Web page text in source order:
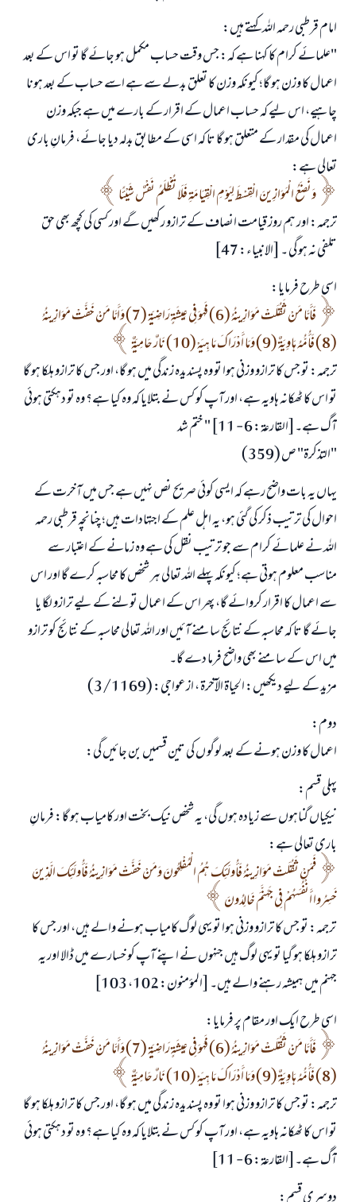
امام قرطبی رحمہ اللہ کہتے ہیں:
"علمائے کرام کا کہنا ہے کہ: جس وقت حساب مکمل ہو جائے گا تو اس کے بعد
اعمال کا وزن ہو گا؛ کیونکہ وزن کا تعلق بدلے سے ہے اسے حساب کے بعد ہونا
چاہیے، اس لیے کہ حساب اعمال کے اقرار کے بارے میں ہے جبکہ وزن
اعمال کی مقدار کے متعلق ہو گا تا کہ اسی کے مطابق بدلہ دیا جائے، فرمانِ باری
تعالی ہے:
وَنَضَعُ الْمَوَازِينَ الْقِسْطَ لِيَوْمِ الْقِيَامَةِ فَلَا تُظْلَمُ نَفْسٌ شَيْئًا
ترجمہ: اور ہم روز قیامت انصاف کے ترازو رکھیں گے اور کسی کی کچھ بھی حق
تلفی نہ ہو گی ۔ [الانبیاء: 47]
اسی طرح فرمایا:
فَأَمَّا مَنْ ثَقُلَتْ مَوَازِينُهُ (6) فَهُوَ فِي عِيشَةٍ رَاضِيَةٍ (7) وَأَمَّا مَنْ خَفَّتْ مَوَازِينُهُ
(8) فَأُمُّهُ هَاوِيَةٌ (9) وَمَا أَدْرَاكَ مَا هِيَهْ (10) نَارٌ حَامِيَةٌ
ترجمہ: تو جس کا ترازو وزنی ہوا تو وہ پسندیدہ زندگی میں ہو گا، اور جس کا ترازو ہلکا ہو گا
تو اس کا ٹھکانہ ہاویہ ہے، اور آپ کو کس نے بتلایا کہ وہ کیا ہے؟ وہ تو دہکتی ہوئی
آگ ہے۔[القارعۃ: 6 - 11] " ختم شد
"التذكرة" ص (359)
یہاں یہ بات واضح رہے کہ ایسی کوئی صریح نص نہیں ہے جس میں آخرت کے
احوال کی ترتیب ذکر کی گئی ہو، یہ اہل علم کے اجتہادات ہیں؛ چنانچہ قرطبی رحمہ
اللہ نے علمائے کرام سے جو ترتیب نقل کی ہے وہ زمانے کے اعتبار سے
مناسب معلوم ہوتی ہے؛ کیونکہ پہلے اللہ تعالی ہر شخص کا محاسبہ کرے گا اور اس
سے اعمال کا اقرار کروائے گا، پھر اس کے اعمال تولنے کے لیے ترازو لگا یا
جائے گا تا کہ محاسبہ کے نتائج سامنے آئیں اور اللہ تعالی محاسبہ کے نتائج کو ترازو
میں اس کے سامنے بھی واضح فرما دے گا۔
مزید کے لیے دیکھیں: الحياة الآخرة ، از عواجی: (3/1169)
دوم:
اعمال کا وزن ہونے کے بعد لوگو ں کی تین قسمیں بن جائیں گی:
پہلی قسم:
نیکیاں گناہوں سے زیادہ ہوں گی، یہ شخص نیک بخت اور کامیاب ہو گا: فرمانِ
باری تعالی ہے:
فَمَنْ ثَقُلَتْ مَوَازِينُهُ فَأُولَئِكَ هُمُ الْمُفْلِحُونَ وَمَنْ خَفَّتْ مَوَازِينُهُ فَأُولَئِكَ الَّذِينَ
خَسِرُوا أَنْفُسَهُمْ فِي جَهَنَّمَ خَالِدُونَ
ترجمہ: تو جس کا ترازو وزنی ہوا تو یہی لوگ کامیاب ہونے والے ہیں، اور جس کا
ترازو ہلکا ہو گیا تو یہی لوگ ہیں جنہوں نے اپنے آپ کو خسارے میں ڈالا اور یہ
جہنم میں ہمیشہ رہنے والے ہیں۔ [المؤمنون: 102، 103]
اسی طرح ایک اور مقام پر فرمایا:
فَأَمَّا مَنْ ثَقُلَتْ مَوَازِينُهُ (6) فَهُوَ فِي عِيشَةٍ رَاضِيَةٍ (7) وَأَمَّا مَنْ خَفَّتْ مَوَازِينُهُ
(8) فَأُمُّهُ هَاوِيَةٌ (9) وَمَا أَدْرَاكَ مَا هِيَهْ (10) نَارٌ حَامِيَةٌ
ترجمہ: تو جس کا ترازو وزنی ہوا تو وہ پسندیدہ زندگی میں ہو گا، اور جس کا ترازو ہلکا ہو گا
تو اس کا ٹھکانہ ہاویہ ہے، اور آپ کو کس نے بتلایا کہ وہ کیا ہے؟ وہ تو دہکتی ہوئی
آگ ہے۔[القارعۃ: 6 - 11]